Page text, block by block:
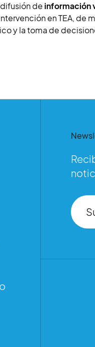
de información
en TEA, de
y la toma de